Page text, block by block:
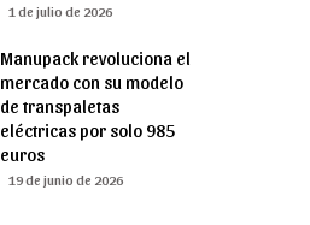
1 de julio de 2026
Manupack revoluciona el
mercado con su modelo
de transpaletas
eléctricas por solo 985
euros
19 de junio de 2026